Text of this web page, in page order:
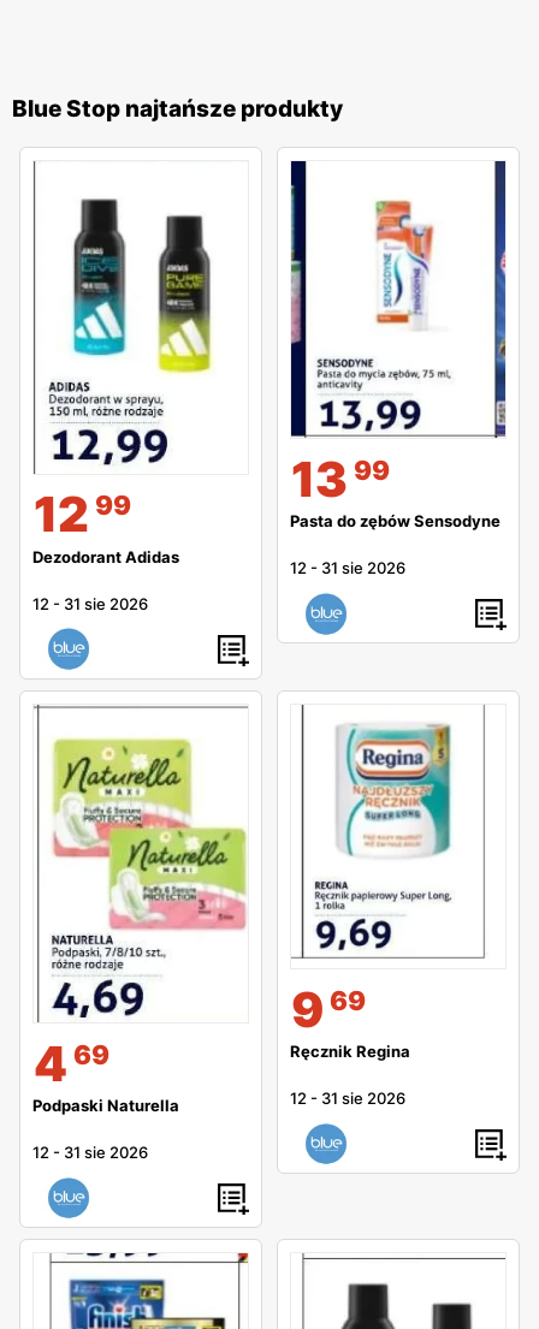
Blue Stop najtańsze produkty
12 99
Dezodorant Adidas
12 - 31 sie 2026
13 99
Pasta do zębów Sensodyne
12 - 31 sie 2026
4 69
Podpaski Naturella
12 - 31 sie 2026
9 69
Ręcznik Regina
12 - 31 sie 2026